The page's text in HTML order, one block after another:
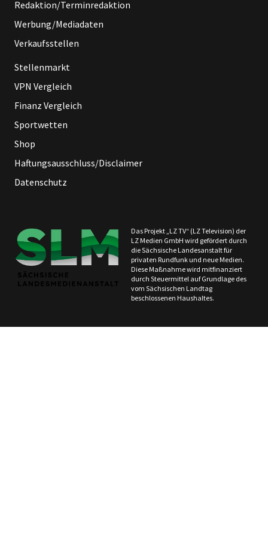
Redaktion/Terminredaktion
Werbung/Mediadaten
Verkaufsstellen
Stellenmarkt
VPN Vergleich
Finanz Vergleich
Sportwetten
Shop
Haftungsausschluss/Disclaimer
Datenschutz
Das Projekt „LZ TV“ (LZ Television) der
LZ Medien GmbH wird gefördert durch
die Sächsische Landesanstalt für
privaten Rundfunk und neue Medien.
Diese Maßnahme wird mitfinanziert
durch Steuermittel auf Grundlage des
vom Sächsischen Landtag
beschlossenen Haushaltes.